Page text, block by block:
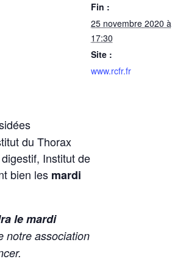
du Thorax
Institut de
bien les mardi
le mardi
notre association
Fin :
25 novembre 2020 à
17:30
Site :
www.rcfr.fr